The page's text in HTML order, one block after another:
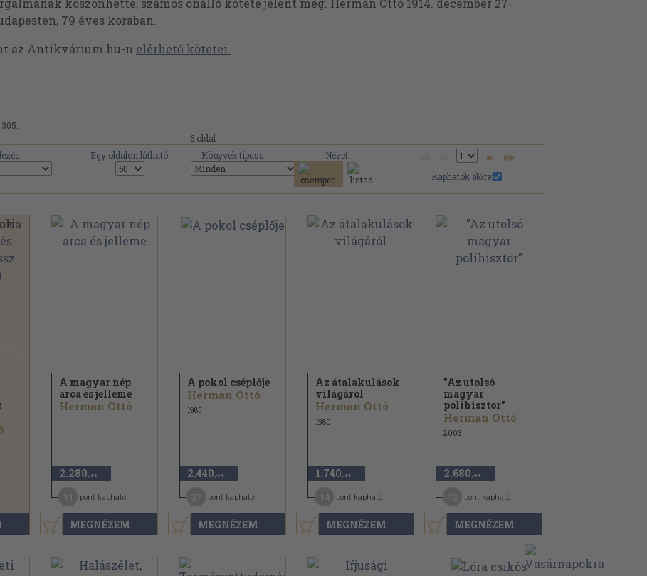
köszönhette, számos önálló kötete jelent meg. Herman Ottó 1914. december 27-
79 éves korában.
az Antikvárium.hu-n elérhető kötetei.
6 oldal
Egy oldalon látható: Könyvek típusa:
Nézet:
Kaphatók előre:
MEGNÉZEM
A magyar nép
arca és jelleme
Herman Ottó
2.280 ,-Ft
pont kapható
MEGNÉZEM
A pokol cséplője
Herman Ottó
1983
2.440 ,-Ft
pont kapható
MEGNÉZEM
Az átalakulások
világáról
Herman Ottó
1980
1.740 ,-Ft
pont kapható
MEGNÉZEM
"Az utolsó
magyar
polihisztor"
Herman Ottó
2003
2.680 ,-Ft
pont kapható